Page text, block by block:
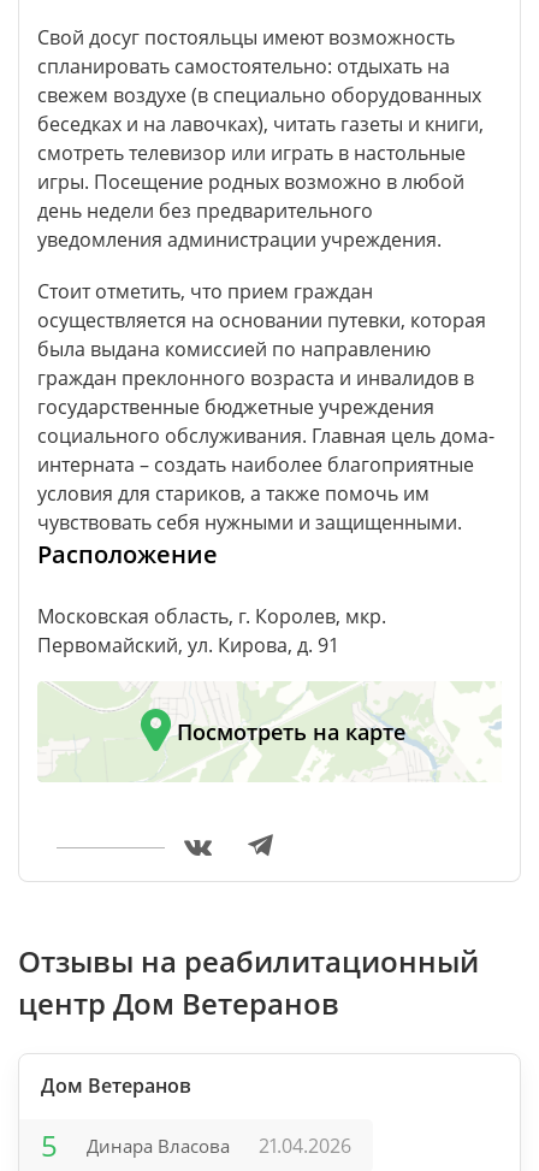
Свой досуг постояльцы имеют возможность
спланировать самостоятельно: отдыхать на
свежем воздухе (в специально оборудованных
беседках и на лавочках), читать газеты и книги,
смотреть телевизор или играть в настольные
игры. Посещение родных возможно в любой
день недели без предварительного
уведомления администрации учреждения.
Стоит отметить, что прием граждан
осуществляется на основании путевки, которая
была выдана комиссией по направлению
граждан преклонного возраста и инвалидов в
государственные бюджетные учреждения
социального обслуживания. Главная цель дома-
интерната – создать наиболее благоприятные
условия для стариков, а также помочь им
чувствовать себя нужными и защищенными.
Расположение
Московская область, г. Королев, мкр.
Первомайский, ул. Кирова, д. 91
Посмотреть на карте
Отзывы на реабилитационный
центр Дом Ветеранов
Дом Ветеранов
5 Динара Власова 21.04.2026